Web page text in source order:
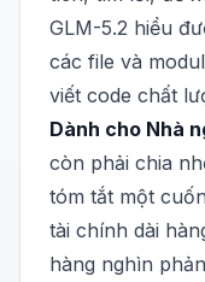
GLM-5.2 hiểu
các file và
viết code chất
Dành cho Nhà
còn phải chia
tóm tắt một
tài chính dài
hàng nghìn